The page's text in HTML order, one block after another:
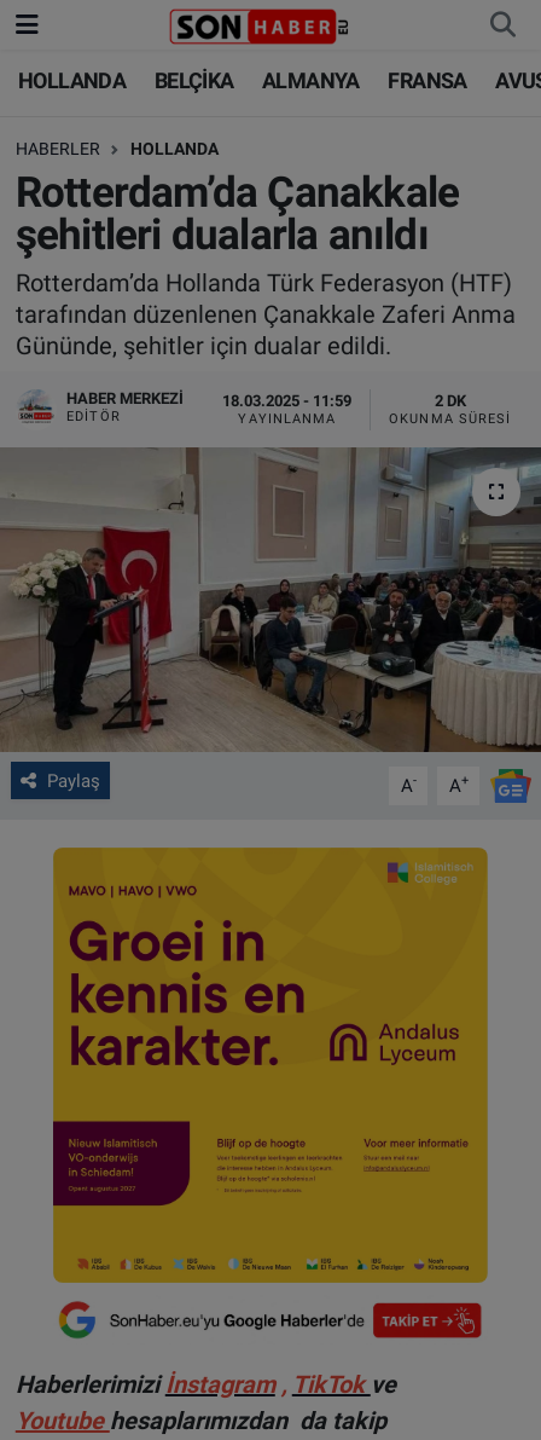
HOLLANDA BELÇİKA ALMANYA FRANSA
HABERLER HOLLANDA
Rotterdam’da Çanakkale
şehitleri dualarla anıldı
Rotterdam’da Hollanda Türk Federasyon (HTF)
tarafından düzenlenen Çanakkale Zaferi Anma
Gününde, şehitler için dualar edildi.
HABER MERKEZI
EDITÖR
18.03.2025 - 11:59
YAYINLANMA
2 DK
OKUNMA SÜRESI
Paylaş A- A+
Haberlerimiziİnstagram , TikTok ve
Youtube hesaplarımızdan da takip
HOLLANDA
BELÇİKA
ALMANYA
FRANSA
AVUSTURYA
SAĞLIK - YAŞAM
HOLLANDA
BELÇİKA
ALMANYA
TÜRKİYE
DÜNYA
BİLİM-TEKNOLOJİ
FOTO GALERİ
VIDEO GALERİ
ALGEMENE VOORWAARDEN
CONTACT
Çerez Politikası
Nöbetçi Eczaneler
Hava Durumu
Trafik Durumu
Süper Lig Puan Durumu ve Fikstür
Tüm Manşetler
Son Dakika Haberleri